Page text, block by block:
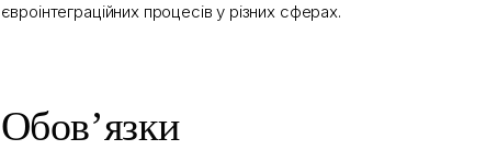
євроінтеграційних процесів у різних сферах.
Обов’язки